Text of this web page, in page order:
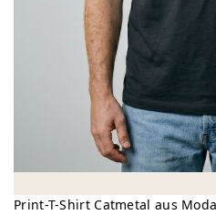
Print-T-Shirt Catmetal aus